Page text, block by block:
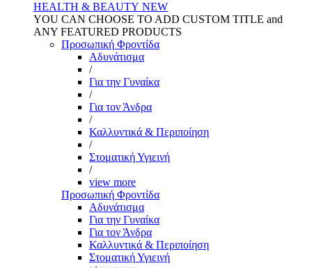
HEALTH & BEAUTY NEW
YOU CAN CHOOSE TO ADD CUSTOM TITLE and
ANY FEATURED PRODUCTS
Προσωπική Φροντίδα
Αδυνάτισμα
/
Για την Γυναίκα
/
Για τον Άνδρα
/
Καλλυντικά & Περιποίηση
/
Στοματική Υγιεινή
/
view more
Προσωπική Φροντίδα
Αδυνάτισμα
Για την Γυναίκα
Για τον Άνδρα
Καλλυντικά & Περιποίηση
Στοματική Υγιεινή